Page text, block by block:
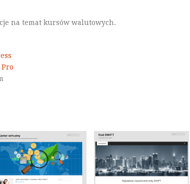
na temat kursów walutowych.